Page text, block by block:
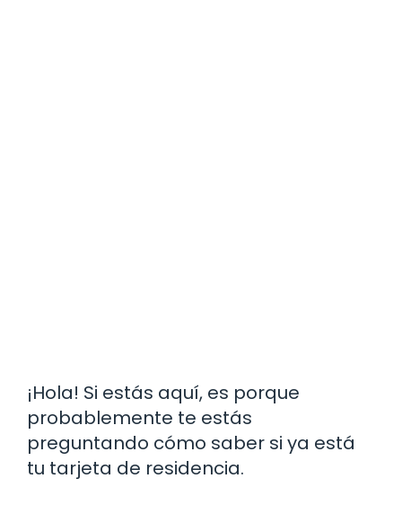
¡Hola! Si estás aquí, es porque
probablemente te estás
preguntando cómo saber si ya está
tu tarjeta de residencia.